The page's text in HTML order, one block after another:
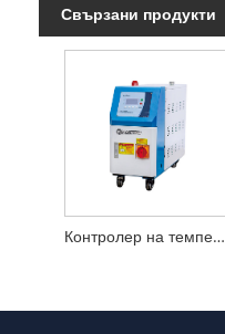
Свързани продукти
Контролер на температурата на маслената форма